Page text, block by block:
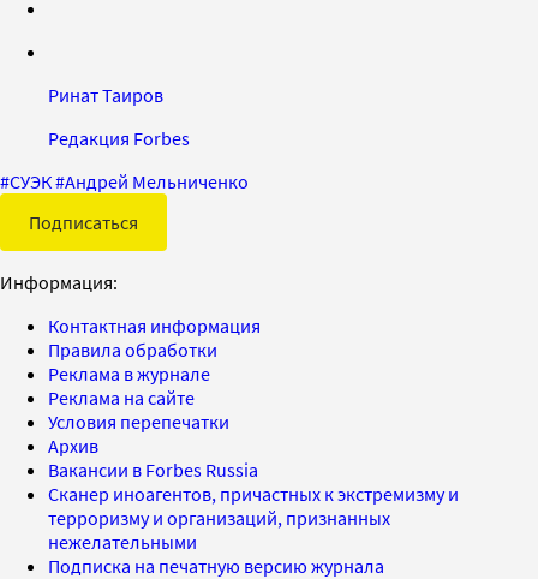
Ринат Таиров
Редакция Forbes
#СУЭК#Андрей Мельниченко
Подписаться
Информация:
Контактная информация
Правила обработки
Реклама в журнале
Реклама на сайте
Условия перепечатки
Архив
Вакансии в Forbes Russia
Сканер иноагентов, причастных к экстремизму и
терроризму и организаций, признанных
нежелательными
Подписка на печатную версию журнала